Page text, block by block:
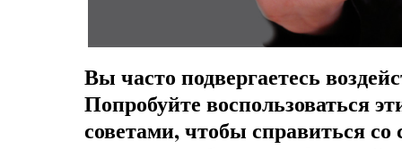
Вы часто подвергаетесь
Попробуйте воспользоваться
советами, чтобы справиться со